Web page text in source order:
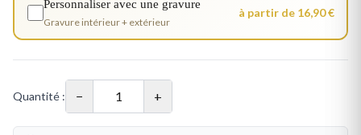
Personnaliser avec une gravure
Gravure intérieur + extérieur
à partir de 16,90 €
Quantité : − +